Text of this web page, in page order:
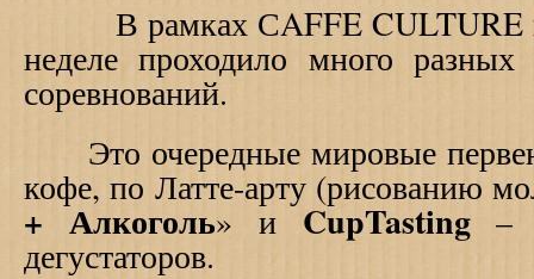
В рамках СAFFE CULTURE
неделе проходило много
соревнований.
Это очередные мировые
кофе, по Латте-арту (рисованию
+ Алкоголь» иCupTasting–
дегустаторов.